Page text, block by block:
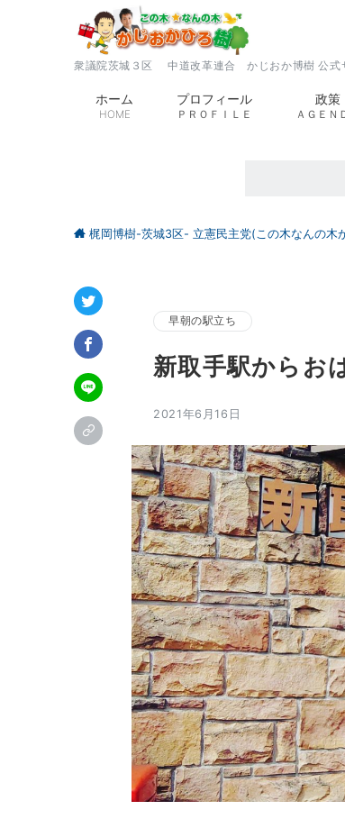
衆議院茨城３区 中道改革連合 かじおか博樹 公式
ホーム
HOME
プロフィール
ＰＲＯＦＩＬＥ
政策
ＡＧＥＮ
梶岡博樹-茨城3区- 立憲民主党(この木なんの木
早朝の駅立ち
新取手駅からお
2021年6月16日